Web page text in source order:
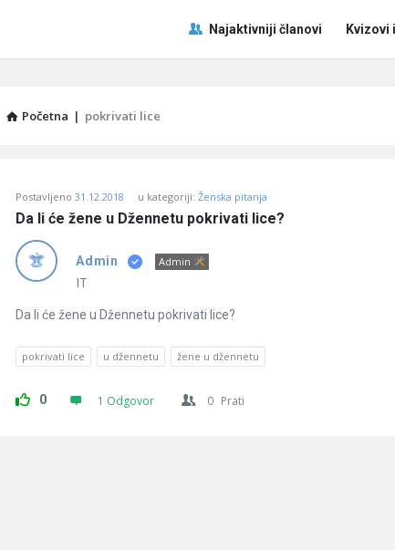
Pitaj
Učene
Najaktivniji članovi Kvizovi
Početna | pokrivati lice
Učene
Latest
Pitanja
Postavljeno 31.12.2018 u kategoriji: Ženska pitanja
Da li će žene u Džennetu pokrivati lice?
Admin Admin
IT
Da li će žene u Džennetu pokrivati lice?
pokrivati lice u džennetu žene u džennetu
0 1 Odgovor 0 Prati